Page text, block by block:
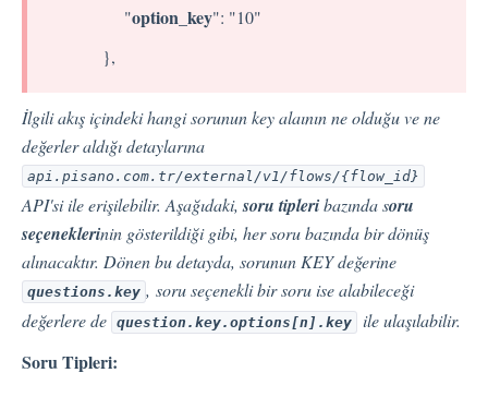
Organizasyonel Yapı
Kişi Arama
Otomasyon
Entegrasyon
Çalışan Deneyimi (EX)
"option_key": "10"
},
İlgili akış içindeki hangi sorunun key alaının ne olduğu ve ne
değerler aldığı detaylarına
api.pisano.com.tr/external/v1/flows/{flow_id}
API'si ile erişilebilir. Aşağıdaki,soru tipleribazında soru
seçeneklerinin gösterildiği gibi, her soru bazında bir dönüş
alınacaktır. Dönen bu detayda, sorunun KEY değerine
questions.key , soru seçenekli bir soru ise alabileceği
değerlere de question.key.options[n].key ile ulaşılabilir.
Soru Tipleri: